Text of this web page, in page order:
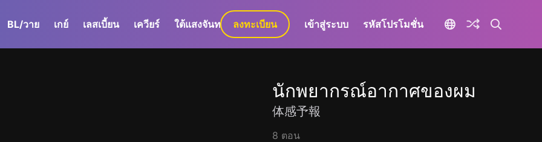
BL/วาย เกย์ เลสเบี้ยน เควียร์ ใต้แสงจันทร์ GaLa+
ลงทะเบียน เข้าสู่ระบบ รหัสโปรโมชั่น
นักพยากรณ์อากาศของผม
体感予報
8 ตอน